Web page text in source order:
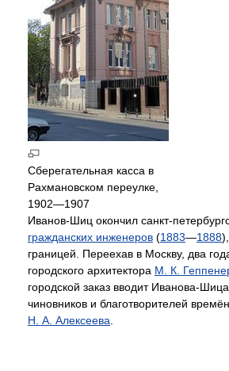
Сберегательная касса в
Рахмановском переулке,
1902—1907
Иванов-Шиц окончил санкт-
гражданских инженеров (1883—1888
границей. Переехав в Москву, два
городского архитектора М. К.
городской заказ вводит Иванова-
чиновников и благотворителей
Н. А. Алексеева